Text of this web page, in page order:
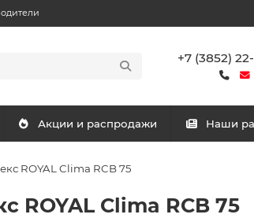
+7 (3852)
Акции и распродажи Наши
ROYAL Clima RCB 75
ROYAL Clima RCB 75